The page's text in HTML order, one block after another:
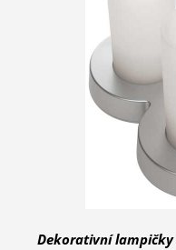
Dekorativní lampičky